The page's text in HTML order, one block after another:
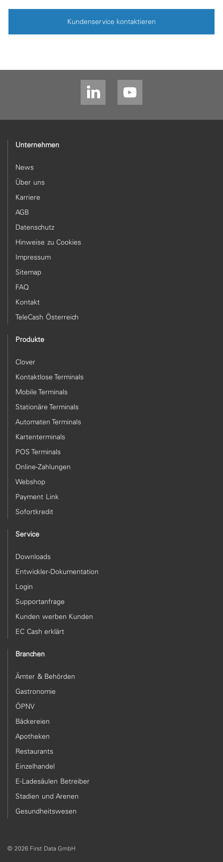
Kundenservice kontaktieren
Unternehmen
News
Über uns
Karriere
AGB
Datenschutz
Hinweise zu Cookies
Impressum
Sitemap
FAQ
Kontakt
TeleCash Österreich
Produkte
Clover
Kontaktlose Terminals
Mobile Terminals
Stationäre Terminals
Automaten Terminals
Kartenterminals
POS Terminals
Online-Zahlungen
Webshop
Payment Link
Sofortkredit
Service
Downloads
Entwickler-Dokumentation
Login
Supportanfrage
Kunden werben Kunden
EC Cash erklärt
Branchen
Ämter & Behörden
Gastronomie
ÖPNV
Bäckereien
Apotheken
Restaurants
Einzelhandel
E-Ladesäulen Betreiber
Stadien und Arenen
Gesundheitswesen
© 2026 First Data GmbH